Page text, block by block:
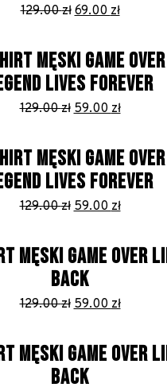
129.00zł Pierwotna
wynosiła:
129.00 zł.
69.00złAktualna
wynosi:
69.00 zł.
MĘSKI GAME OVER
LIVES FOREVER
129.00zł Pierwotna
wynosiła:
129.00 zł.
59.00złAktualna
wynosi:
59.00 zł.
MĘSKI GAME OVER
LIVES FOREVER
129.00zł Pierwotna
wynosiła:
129.00 zł.
59.00złAktualna
wynosi:
MĘSKI GAME OVER
BACK
129.00zł Pierwotna
wynosiła:
129.00 zł.
59.00złAktualna
wynosi:
MĘSKI GAME OVER
BACK